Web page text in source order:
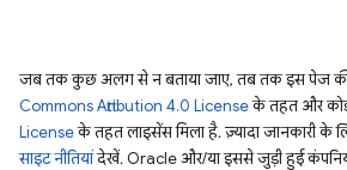
जब तक कुछ अलग से न बताया जाए, तब तक इस पेज की
Commons Attribution 4.0 Licenseके तहत और
Licenseके तहत लाइसेंस मिला है. ज़्यादा जानकारी के
साइट नीतियांदेखें. Oracle और/या इससे जुड़ी हुई